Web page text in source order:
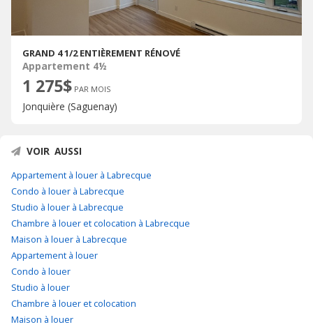
GRAND 4 1/2 ENTIÈREMENT RÉNOVÉ
Appartement 4½
1 275$ PAR MOIS
Jonquière (Saguenay)
VOIR AUSSI
Appartement à louer à Labrecque
Condo à louer à Labrecque
Studio à louer à Labrecque
Chambre à louer et colocation à Labrecque
Maison à louer à Labrecque
Appartement à louer
Condo à louer
Studio à louer
Chambre à louer et colocation
Maison à louer